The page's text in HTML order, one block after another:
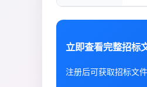
立即查看完整招标
注册后可获取招标文